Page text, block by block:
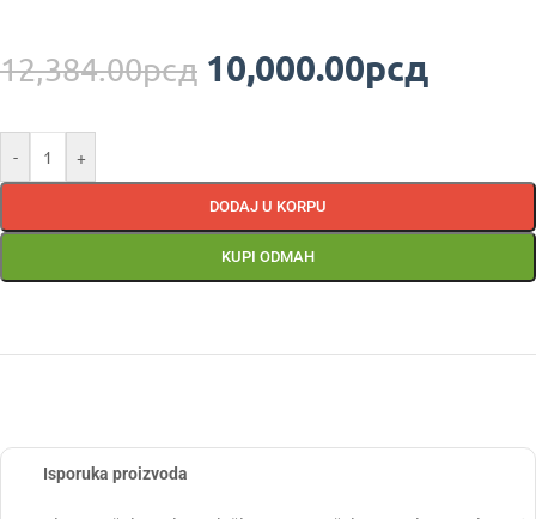
12,384.00рсд 10,000.00рсд
- +
DODAJ U KORPU
KUPI ODMAH
Isporuka proizvoda